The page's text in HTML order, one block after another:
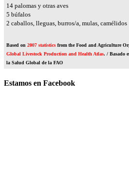
16 palomas y otras aves
6 búfalos
2 caballos, lleguas, burros/a, mulas, camélidos
Based on 2007 statistics from the Food and Agriculture
Global Livestock Production and Health Atlas. / Basado
la Salud Global de la FAO
Estamos en Facebook